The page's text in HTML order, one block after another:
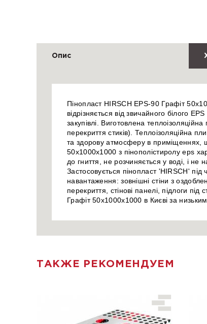
Опис
Пінопласт HIRSCH EPS-90 Графіт
відрізняється від звичайного білого
закупівлі. Виготовлена
перекриття стиків). Теплоізоляційна
та здорову атмосферу в приміщеннях,
50x1000x1000 з пінополістиролу eps
до гниття, не розчиняється у воді, і не
Застосовується пінопласт 'HIRSCH' під
навантаження: зовнішні стіни з
перекриття, стінові панелі, підлоги
Графіт 50x1000x1000 в Києві за
ТАКЖЕ РЕКОМЕНДУЕМ